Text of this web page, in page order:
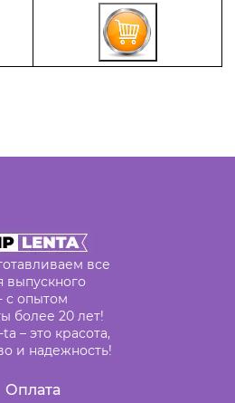
все
выпускного
- с опытом
более 20 лет!
– это красота,
и надежность!
Оплата